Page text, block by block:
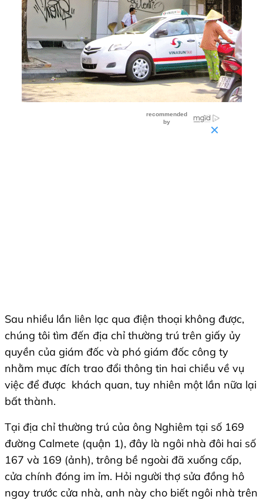
Sau nhiều lần liên lạc qua điện thoại không được,
chúng tôi tìm đến địa chỉ thường trú trên giấy ủy
quyền của giám đốc và phó giám đốc công ty
nhằm mục đích trao đổi thông tin hai chiều về vụ
việc để được khách quan, tuy nhiên một lần nữa lại
bất thành.
Tại địa chỉ thường trú của ông Nghiêm tại số 169
đường Calmete (quận 1), đây là ngôi nhà đôi hai số
167 và 169 (ảnh), trông bề ngoài đã xuống cấp,
cửa chính đóng im ỉm. Hỏi người thợ sửa đồng hô
ngay trước cửa nhà, anh này cho biết ngôi nhà trên